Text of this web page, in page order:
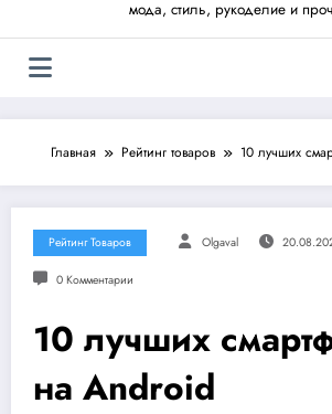
мода, стиль, рукоделие и
Главная Рейтинг товаров 10 лучших
Рейтинг Товаров Olgaval
0 Комментарии
10 лучших
на Android